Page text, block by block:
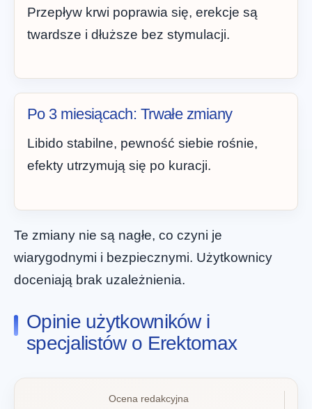
Przepływ krwi poprawia się, erekcje są
twardsze i dłuższe bez stymulacji.
Po 3 miesiącach: Trwałe zmiany
Libido stabilne, pewność siebie rośnie,
efekty utrzymują się po kuracji.
Te zmiany nie są nagłe, co czyni je
wiarygodnymi i bezpiecznymi. Użytkownicy
doceniają brak uzależnienia.
Opinie użytkowników i
specjalistów o Erektomax
Ocena redakcyjna